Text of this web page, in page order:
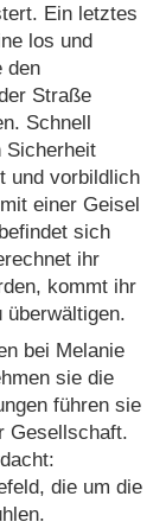
Ein letztes
los und
den
Straße
Schnell
Sicherheit
und vorbildlich
einer Geisel
sich
ihr
kommt ihr
überwältigen.
bei Melanie
sie die
führen sie
Gesellschaft.
die um die